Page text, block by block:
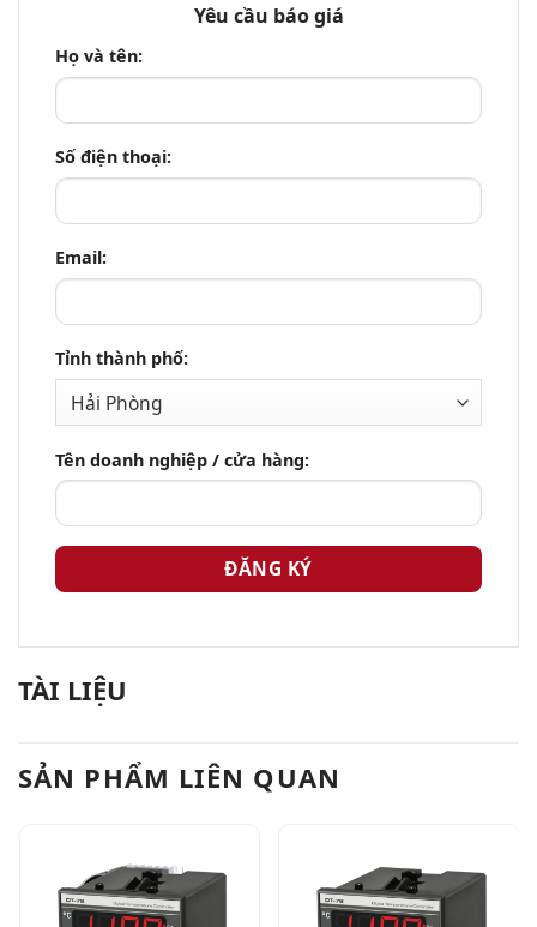
Yêu cầu báo giá
Họ và tên:
Số điện thoại:
Email:
Tỉnh thành phố:
Tên doanh nghiệp / cửa hàng:
TÀI LIỆU
SẢN PHẨM LIÊN QUAN